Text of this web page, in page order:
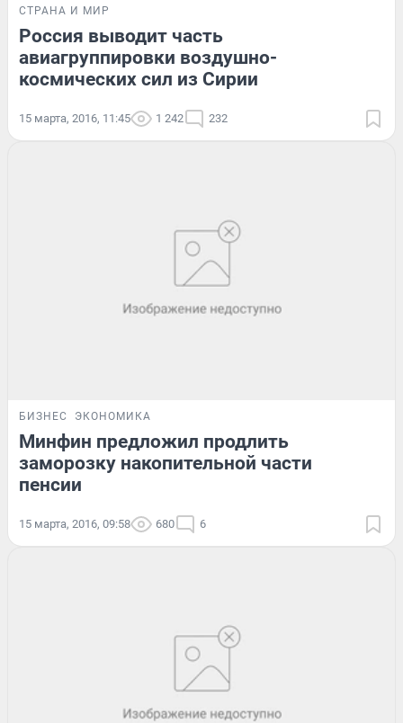
СТРАНА И МИР
Россия выводит часть
авиагруппировки воздушно-
космических сил из Сирии
15 марта, 2016, 11:45 1 242 232
БИЗНЕС ЭКОНОМИКА
Минфин предложил продлить
заморозку накопительной части
пенсии
15 марта, 2016, 09:58 680 6